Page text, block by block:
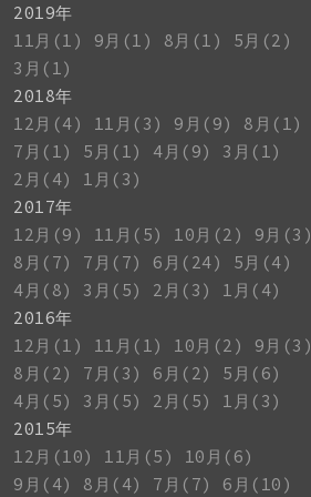
2019年
11月(1)
9月(1) 8月(1)
5月(2)
3月(1)
2018年
12月(4)
11月(3) 9月(9)
8月(1)
7月(1)
5月(1) 4月(9)
3月(1)
2月(4)
1月(3)
2017年
12月(9)
11月(5) 10月(2)
9月(3)
8月(7)
7月(7) 6月(24)
5月(4)
4月(8)
3月(5) 2月(3)
1月(4)
2016年
12月(1)
11月(1) 10月(2)
9月(3)
8月(2)
7月(3) 6月(2)
5月(6)
4月(5)
3月(5) 2月(5)
1月(3)
2015年
12月(10)
11月(5)
10月(6)
9月(4)
8月(4) 7月(7) 6月(10)